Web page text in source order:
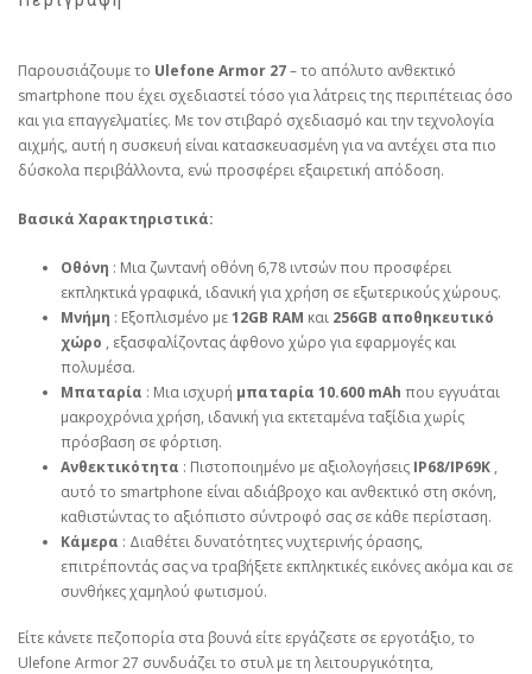
Παρουσιάζουμε το Ulefone Armor 27– το απόλυτο ανθεκτικό
smartphone που έχει σχεδιαστεί τόσο για λάτρεις της περιπέτειας όσο
και για επαγγελματίες. Με τον στιβαρό σχεδιασμό και την τεχνολογία
αιχμής, αυτή η συσκευή είναι κατασκευασμένη για να αντέχει στα πιο
δύσκολα περιβάλλοντα, ενώ προσφέρει εξαιρετική απόδοση.
Βασικά Χαρακτηριστικά:
Οθόνη : Μια ζωντανή οθόνη 6,78 ιντσών που προσφέρει
εκπληκτικά γραφικά, ιδανική για χρήση σε εξωτερικούς χώρους.
Μνήμη : Εξοπλισμένο με12GB RAM και 256GB αποθηκευτικό
χώρο , εξασφαλίζοντας άφθονο χώρο για εφαρμογές και
πολυμέσα.
Μπαταρία : Μια ισχυρή μπαταρία 10.600 mAh που εγγυάται
μακροχρόνια χρήση, ιδανική για εκτεταμένα ταξίδια χωρίς
πρόσβαση σε φόρτιση.
Ανθεκτικότητα : Πιστοποιημένο με αξιολογήσεις IP68/IP69K ,
αυτό το smartphone είναι αδιάβροχο και ανθεκτικό στη σκόνη,
καθιστώντας το αξιόπιστο σύντροφό σας σε κάθε περίσταση.
Κάμερα : Διαθέτει δυνατότητες νυχτερινής όρασης,
επιτρέποντάς σας να τραβήξετε εκπληκτικές εικόνες ακόμα και σε
συνθήκες χαμηλού φωτισμού.
Είτε κάνετε πεζοπορία στα βουνά είτε εργάζεστε σε εργοτάξιο, το
Ulefone Armor 27 συνδυάζει το στυλ με τη λειτουργικότητα,